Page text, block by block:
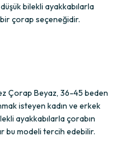
bilekli ayakkabılarla
çorap seçeneğidir.
Çorap Beyaz, 36-45 beden
isteyen kadın ve erkek
ayakkabılarla çorabın
bu modeli tercih edebilir.